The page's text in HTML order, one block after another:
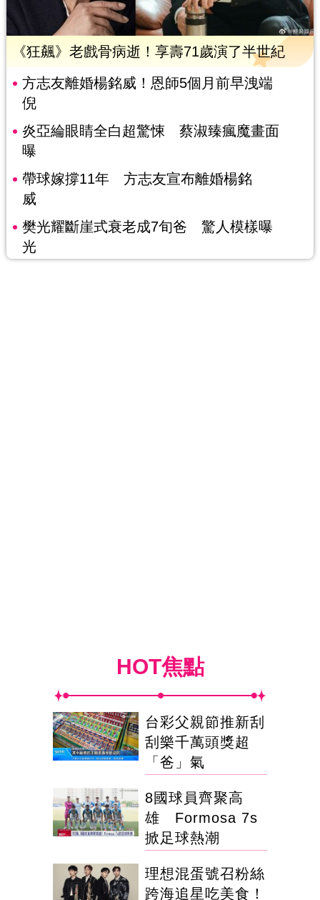
《狂飆》老戲骨病逝！享壽71歲演了半世紀
方志友離婚楊銘威！恩師5個月前早洩端
倪
炎亞綸眼睛全白超驚悚 蔡淑臻瘋魔畫面
曝
帶球嫁撐11年 方志友宣布離婚楊銘
威
樊光耀斷崖式衰老成7旬爸 驚人模樣曝
光
HOT焦點
台彩父親節推新刮
刮樂千萬頭獎超
「爸」氣
8國球員齊聚高
雄 Formosa 7s
掀足球熱潮
理想混蛋號召粉絲
跨海追星吃美食！